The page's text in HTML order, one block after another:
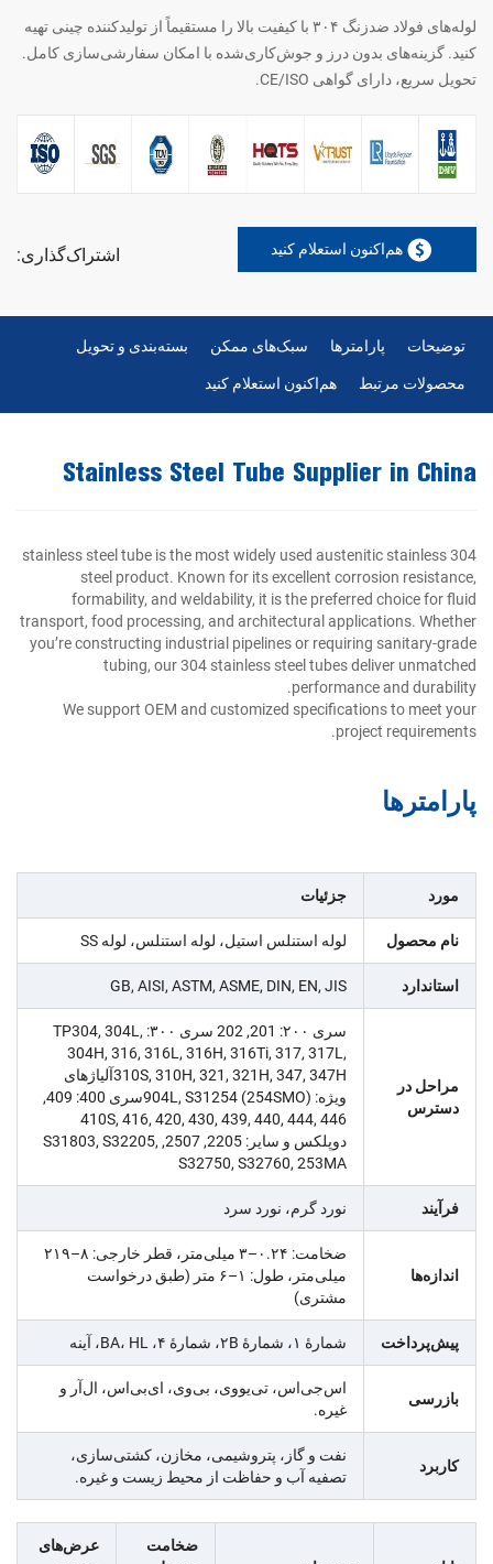
لوله‌های فولاد ضدزنگ ۳۰۴ با کیفیت بالا را مستقیماً از تولیدکننده چینی تهیه
کنید. گزینه‌های بدون درز و جوش‌کاری‌شده با امکان سفارشی‌سازی کامل.
تحویل سریع، دارای گواهی CE/ISO.
هم‌اکنون استعلام کنید اشتراک‌گذاری:
توضیحات پارامترها سبک‌های ممکن
بسته‌بندی و تحویل
محصولات مرتبط
هم‌اکنون استعلام کنید
Stainless Steel Tube Supplier in China
304 stainless steel tube is the most widely used austenitic stainless
steel product. Known for its excellent corrosion resistance,
formability, and weldability, it is the preferred choice for fluid
transport, food processing, and architectural applications. Whether
you’re constructing industrial pipelines or requiring sanitary-grade
tubing, our 304 stainless steel tubes deliver unmatched
performance and durability.
We support OEM and customized specifications to meet your
project requirements.
پارامترها
مورد جزئیات
نام محصول لوله استنلس استیل، لوله استنلس، لوله SS
استاندارد GB, AISI, ASTM, ASME, DIN, EN, JIS
مراحل در
دسترس
سری ۲۰۰: 201, 202 سری ۳۰۰: TP304, 304L,
304H, 316, 316L, 316H, 316Ti, 317, 317L,
310S, 310H, 321, 321H, 347, 347Hآلیاژهای
ویژه: 904L, S31254 (254SMO)سری 400: 409,
410S, 416, 420, 430, 439, 440, 444, 446
دوپلکس و سایر: 2205, 2507, S31803, S32205,
S32750, S32760, 253MA
فرآیند نورد گرم، نورد سرد
اندازه‌ها
ضخامت: ۰.۲۴–۳ میلی‌متر، قطر خارجی: ۸–۲۱۹
میلی‌متر، طول: ۱–۶ متر (طبق درخواست
مشتری)
پیش‌پرداخت شمارهٔ ۱، شمارهٔ ۲B، شمارهٔ ۴، BA، HL، آینه
بازرسی
اس‌جی‌اس، تی‌یو‌وی، بی‌وی، ای‌بی‌اس، ال‌آر و
غیره.
کاربرد
نفت و گاز، پتروشیمی، مخازن، کشتی‌سازی،
تصفیه آب و حفاظت از محیط زیست و غیره.
ضخامت
عرض‌های